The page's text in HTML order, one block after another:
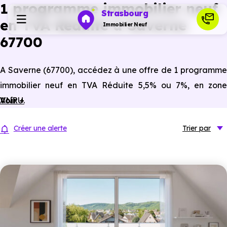
Strasbourg
Immobilier Neuf
Investir
Financer
1 programme immobilier neuf
en TVA Réduite à Saverne
67700
A Saverne (67700), accédez à une offre de 1 programme
immobilier neuf en TVA Réduite 5,5% ou 7%, en zone
ANRU.
Voir +
Créer une alerte Trier par